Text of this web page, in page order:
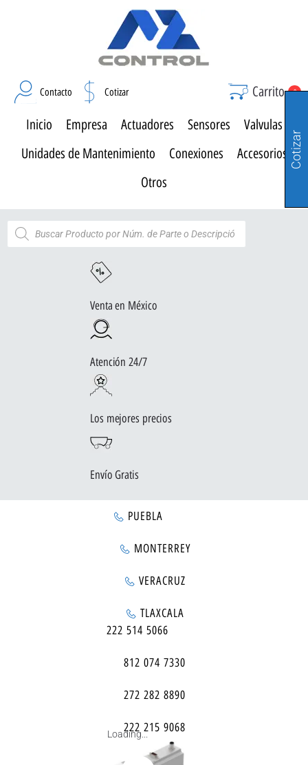
Contacto Cotizar Carrito 0
Inicio Empresa Actuadores Sensores
Valvulas
Unidades de Mantenimiento
Conexiones
Accesorios
Otros
Venta en México
Atención 24/7
Los mejores precios
Envío Gratis
PUEBLA
MONTERREY
VERACRUZ
TLAXCALA
222 514 5066
812 074 7330
272 282 8890
222 215 9068
Loading...
Cotizar